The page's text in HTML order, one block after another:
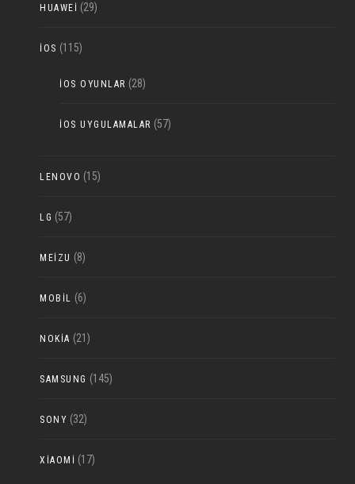
HUAWEI (29)
IOS (115)
IOS OYUNLAR (28)
IOS UYGULAMALAR (57)
LENOVO (15)
LG (57)
MEIZU (8)
MOBIL (6)
NOKIA (21)
SAMSUNG (145)
SONY (32)
XIAOMI (17)